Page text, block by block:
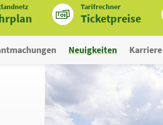
Tarifrechner
Ticketpreise
Neuigkeiten Karriere